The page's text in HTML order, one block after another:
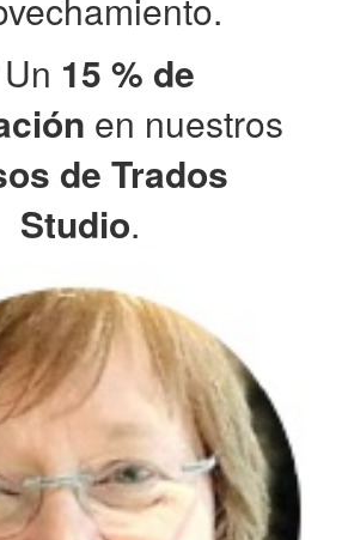
15 % de
en nuestros
de Trados
Studio.